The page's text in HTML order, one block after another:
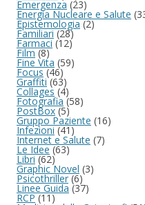
Emergenza (23)
Energia Nucleare e Salute
Epistemologia(2)
Familiari(28)
Farmaci(12)
Film(8)
Fine Vita (59)
Focus(46)
Graffiti(63)
Collages (4)
Fotografia (58)
PostBox(5)
Gruppo Paziente (16)
Infezioni(41)
Internet e Salute (7)
Le Idee(63)
Libri(62)
Graphic Novel (3)
Psicothriller(6)
Linee Guida (37)
RCP(11)